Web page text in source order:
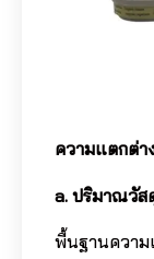
ความแตกต่า
a. ปริมาณวัส
พื้นฐานความ